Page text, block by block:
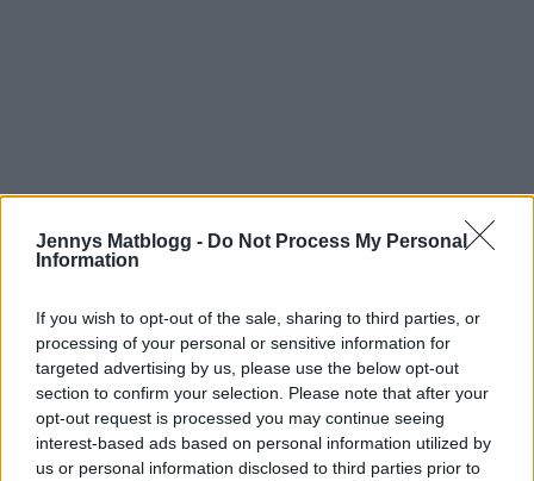
Jennys Matblogg - Do Not Process My Personal
Information
If you wish to opt-out of the sale, sharing to third parties, or
processing of your personal or sensitive information for
targeted advertising by us, please use the below opt-out
section to confirm your selection. Please note that after your
opt-out request is processed you may continue seeing
interest-based ads based on personal information utilized by
us or personal information disclosed to third parties prior to
Köpte dem igår när vi var där en shoppingsväng,
de var krispiga och med en rolig twist av dill.